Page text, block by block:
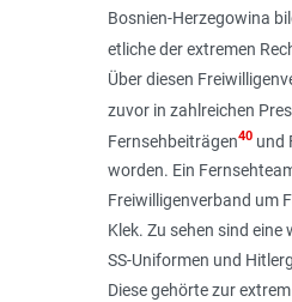
Bosnien-Herzegowina
etliche der extremen
Über diesen
zuvor in zahlreichen
Fernsehbeiträgen40und
worden. Ein
Freiwilligenverband um
Klek. Zu sehen sind
SS-Uniformen und
Diese gehörte zur